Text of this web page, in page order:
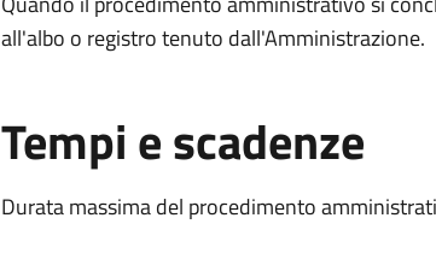
all'albo o registro tenuto dall'Amministrazione.
Tempi e scadenze
Durata massima del procedimento